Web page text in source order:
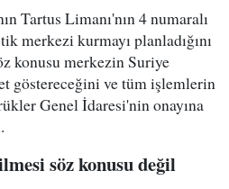
Tartus Limanı'nın 4 numaralı
merkezi kurmayı planladığını
konusu merkezin Suriye
göstereceğini ve tüm işlemlerin
Genel İdaresi'nin onayına
söz konusu değil